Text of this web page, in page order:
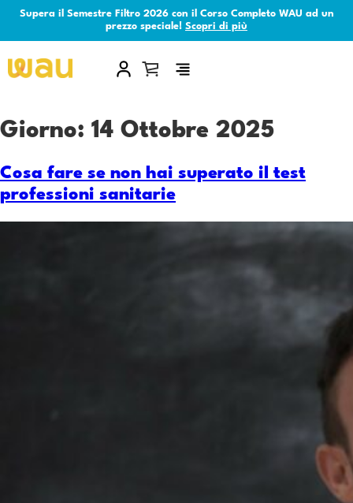
Supera il Semestre Filtro 2026 con il Corso Completo WAU ad un
prezzo speciale! Scopri di più
×
Giorno: 14 Ottobre 2025
Cosa fare se non hai superato il test
professioni sanitarie